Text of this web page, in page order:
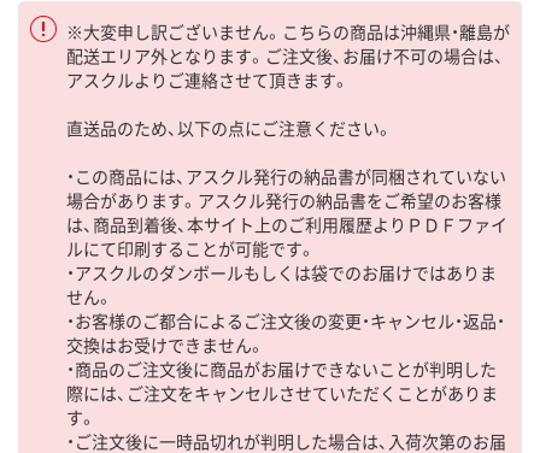
※大変申し訳ございません。こちらの商品は沖縄県・離島が
配送エリア外となります。ご注文後、お届け不可の場合は、
アスクルよりご連絡させて頂きます。
直送品のため、以下の点にご注意ください。
・この商品には、アスクル発行の納品書が同梱されていない
場合があります。アスクル発行の納品書をご希望のお客様
は、商品到着後、本サイト上のご利用履歴よりＰＤＦファイ
ルにて印刷することが可能です。
・アスクルのダンボールもしくは袋でのお届けではありま
せん。
・お客様のご都合によるご注文後の変更・キャンセル・返品・
交換はお受けできません。
・商品のご注文後に商品がお届けできないことが判明した
際には、ご注文をキャンセルさせていただくことがありま
す。
・ご注文後に一時品切れが判明した場合は、入荷次第のお届